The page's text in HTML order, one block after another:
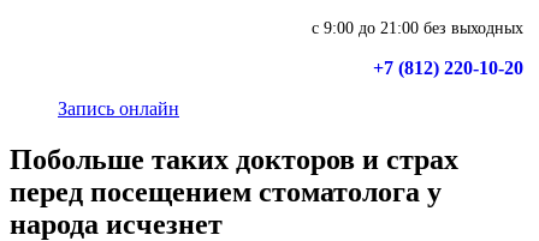
с 9:00 до 21:00 без выходных
+7 (812) 220-10-20
Запись онлайн
Побольше таких докторов и страх
перед посещением стоматолога у
народа исчезнет